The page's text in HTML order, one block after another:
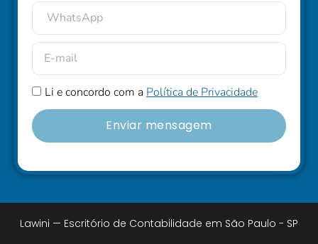
Li e concordo com a Política de Privacidade
Enviar mensagem
Lawini — Escritório de Contabilidade em São Paulo - SP